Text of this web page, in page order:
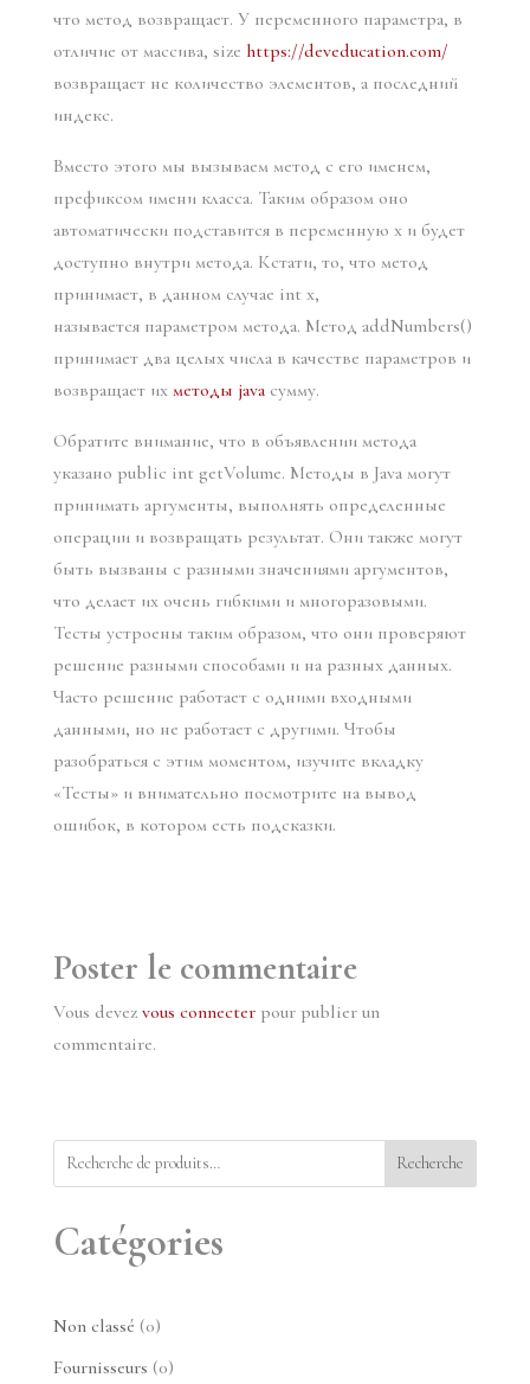
что метод возвращает. У переменного параметра, в
отличие от массива, size https://deveducation.com/
возвращает не количество элементов, а последний
индекс.
Вместо этого мы вызываем метод с его именем,
префиксом имени класса. Таким образом оно
автоматически подставится в переменную х и будет
доступно внутри метода. Кстати, то, что метод
принимает, в данном случае int x,
называется параметром метода. Метод addNumbers()
принимает два целых числа в качестве параметров и
возвращает их методы javaсумму.
Обратите внимание, что в объявлении метода
указано public int getVolume. Методы в Java могут
принимать аргументы, выполнять определенные
операции и возвращать результат. Они также могут
быть вызваны с разными значениями аргументов,
что делает их очень гибкими и многоразовыми.
Тесты устроены таким образом, что они проверяют
решение разными способами и на разных данных.
Часто решение работает с одними входными
данными, но не работает с другими. Чтобы
разобраться с этим моментом, изучите вкладку
«Тесты» и внимательно посмотрите на вывод
ошибок, в котором есть подсказки.
Poster le commentaire
Vous devez vous connecterpour publier un
commentaire.
Recherche
Catégories
Non classé 00
produit
Fournisseurs 00